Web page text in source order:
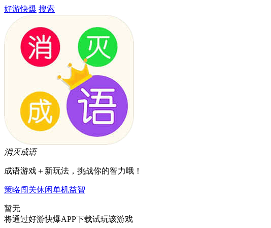
好游快爆 搜索
消灭成语
成语游戏＋新玩法，挑战你的智力哦！
策略闯关休闲单机益智
暂无
将通过好游快爆APP下载试玩该游戏